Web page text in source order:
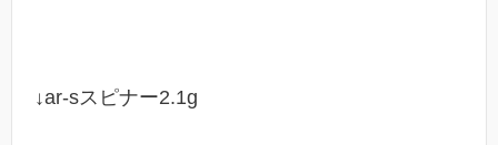
↓ar-sスピナー2.1g